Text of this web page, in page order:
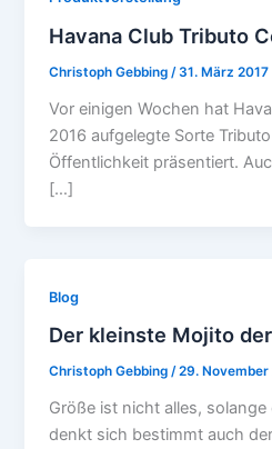
Havana Club Tributo
Christoph Gebbing/31. März 2017
Vor einigen Wochen hat
2016 aufgelegte Sorte
Öffentlichkeit präsentiert.
[…]
Blog
Der kleinste Mojito
Christoph Gebbing/29. November
Größe ist nicht alles,
denkt sich bestimmt auch